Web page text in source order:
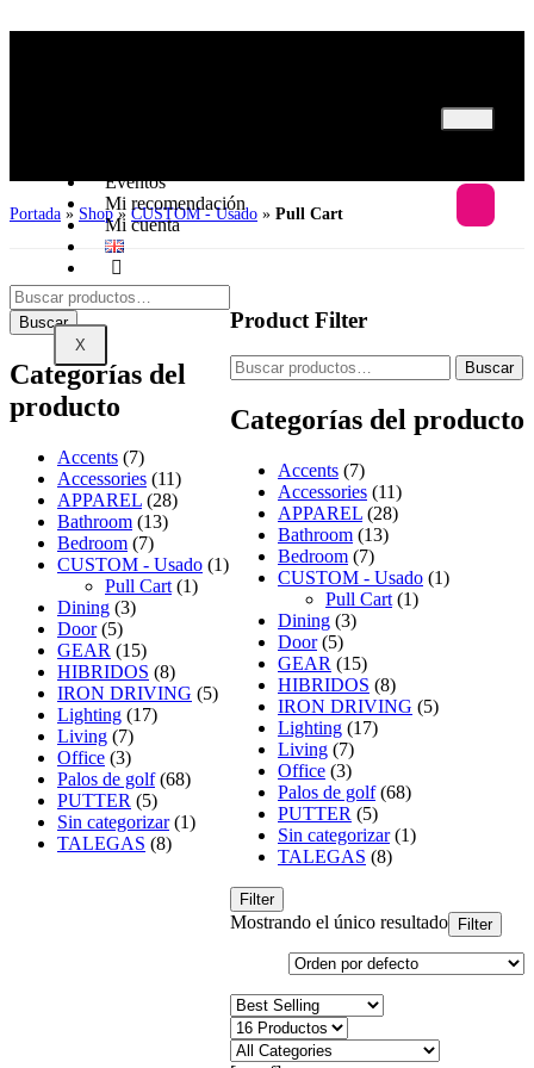
Eventos
Mi recomendación
Mi cuenta
X
Portada » Shop» CUSTOM - Usado » Pull Cart
Product Filter
Buscar
Categorías del producto
Accents (7)
Accessories (11)
APPAREL (28)
Bathroom (13)
Bedroom (7)
CUSTOM - Usado (1)
Pull Cart (1)
Dining (3)
Door (5)
GEAR (15)
HIBRIDOS (8)
IRON DRIVING (5)
Lighting (17)
Living (7)
Office (3)
Palos de golf (68)
PUTTER (5)
Sin categorizar (1)
TALEGAS (8)
Filter
Mostrando el único resultado Filter
Buscar
Categorías del
producto
Accents (7)
Accessories (11)
APPAREL (28)
Bathroom (13)
Bedroom (7)
CUSTOM - Usado (1)
Pull Cart (1)
Dining (3)
Door (5)
GEAR (15)
HIBRIDOS (8)
IRON DRIVING (5)
Lighting (17)
Living (7)
Office (3)
Palos de golf (68)
PUTTER (5)
Sin categorizar (1)
TALEGAS (8)